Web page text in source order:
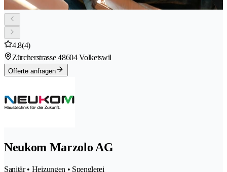
4.8(4)
Zürcherstrasse 48604 Volketswil
Offerte anfragen
Neukom Marzolo AG
Sanitär • Heizungen • Spenglerei